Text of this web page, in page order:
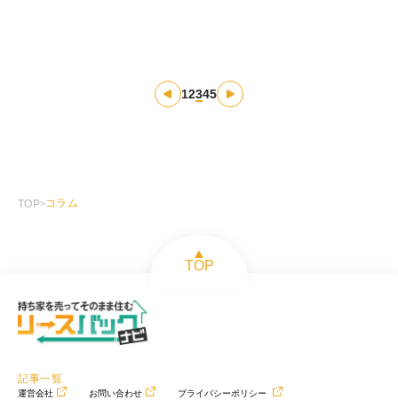
稿
12345
TOP>コラム
TOP
記事一覧
運営会社 お問い合わせ プライバシーポリシー